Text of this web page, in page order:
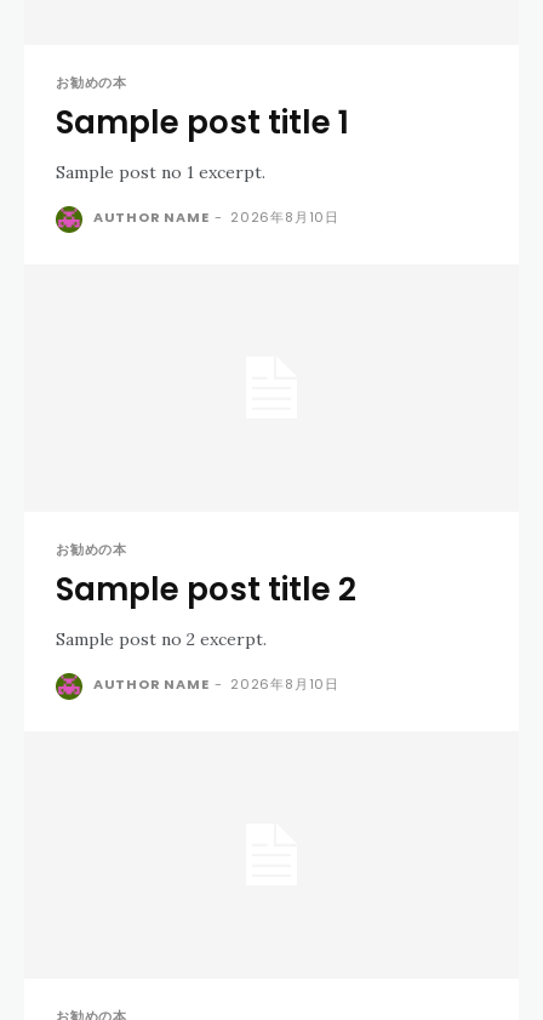
お勧めの本
Sample post title 1
Sample post no 1 excerpt.
AUTHOR NAME - 2026年8月10日
お勧めの本
Sample post title 2
Sample post no 2 excerpt.
AUTHOR NAME - 2026年8月10日